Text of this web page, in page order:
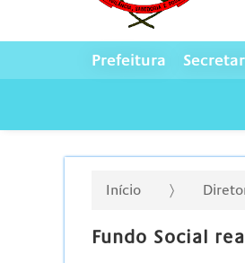
Prefeitura
Início
Fundo Social